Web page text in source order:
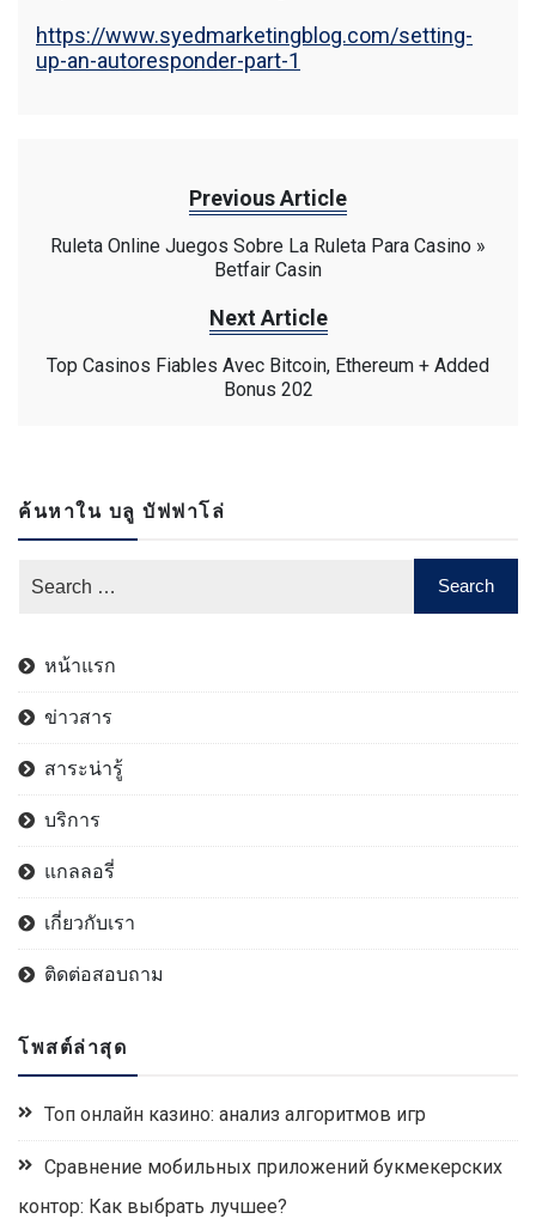
https://www.syedmarketingblog.com/setting-
up-an-autoresponder-part-1
Previous Article
Ruleta Online Juegos Sobre La Ruleta Para Casino »
Betfair Casin
Next Article
Top Casinos Fiables Avec Bitcoin, Ethereum + Added
Bonus 202
ค้นหาใน บลู บัฟฟาโล่
หน้าแรก
ข่าวสาร
สาระน่ารู้
บริการ
แกลลอรี่
เกี่ยวกับเรา
ติดต่อสอบถาม
โพสต์ล่าสุด
Топ онлайн казино: анализ алгоритмов игр
Сравнение мобильных приложений букмекерских
контор: Как выбрать лучшее?